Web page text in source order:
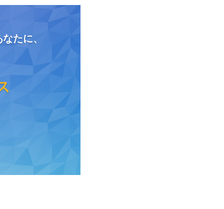
たに、